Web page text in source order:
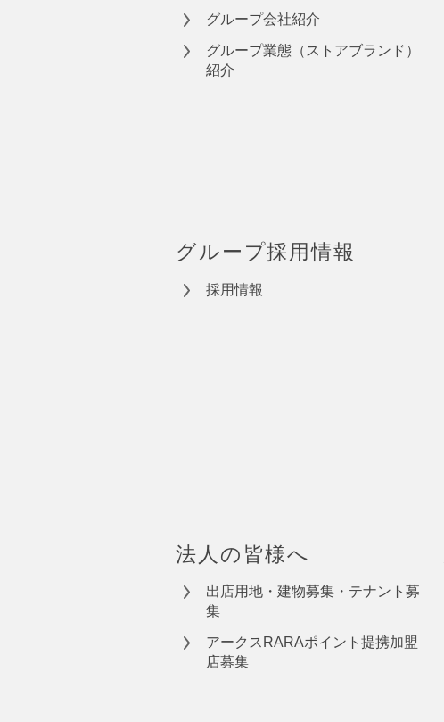
グループ会社紹介
グループ業態（ストアブランド）
紹介
グループ採用情報
採用情報
法人の皆様へ
出店用地・建物募集・テナント募
集
アークスRARAポイント提携加盟
店募集